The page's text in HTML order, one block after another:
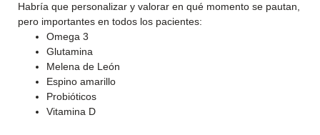
Habría que personalizar y valorar en qué momento se pautan,
pero importantes en todos los pacientes:
Omega 3
Glutamina
Melena de León
Espino amarillo
Probióticos
Vitamina D